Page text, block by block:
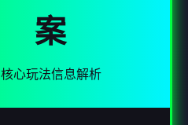
案
核心玩法信息解析